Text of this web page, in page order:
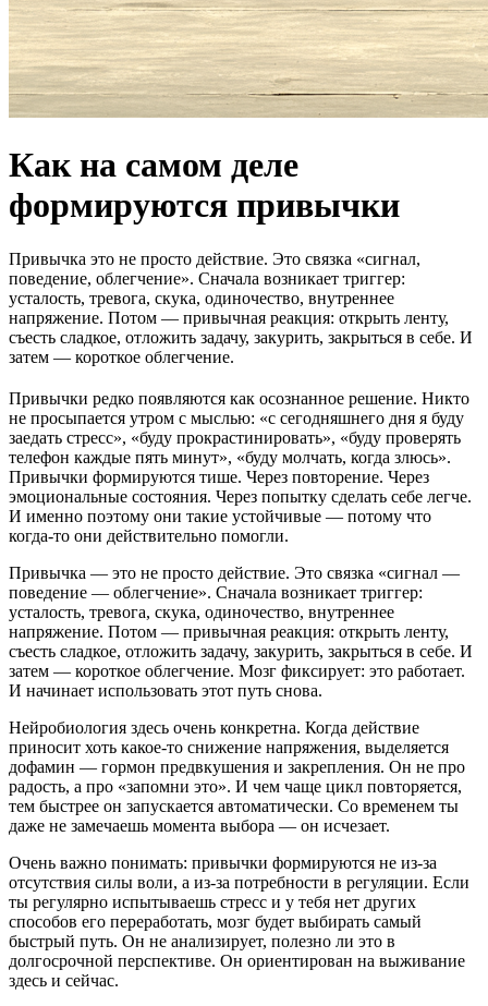
Как на самом деле
формируются привычки
Привычка это не просто действие. Это связка «сигнал,
поведение, облегчение». Сначала возникает триггер:
усталость, тревога, скука, одиночество, внутреннее
напряжение. Потом — привычная реакция: открыть ленту,
съесть сладкое, отложить задачу, закурить, закрыться в себе. И
затем — короткое облегчение.
Привычки редко появляются как осознанное решение. Никто
не просыпается утром с мыслью: «с сегодняшнего дня я буду
заедать стресс», «буду прокрастинировать», «буду проверять
телефон каждые пять минут», «буду молчать, когда злюсь».
Привычки формируются тише. Через повторение. Через
эмоциональные состояния. Через попытку сделать себе легче.
И именно поэтому они такие устойчивые — потому что
когда-то они действительно помогли.
Привычка — это не просто действие. Это связка «сигнал —
поведение — облегчение». Сначала возникает триггер:
усталость, тревога, скука, одиночество, внутреннее
напряжение. Потом — привычная реакция: открыть ленту,
съесть сладкое, отложить задачу, закурить, закрыться в себе. И
затем — короткое облегчение. Мозг фиксирует: это работает.
И начинает использовать этот путь снова.
Нейробиология здесь очень конкретна. Когда действие
приносит хоть какое-то снижение напряжения, выделяется
дофамин — гормон предвкушения и закрепления. Он не про
радость, а про «запомни это». И чем чаще цикл повторяется,
тем быстрее он запускается автоматически. Со временем ты
даже не замечаешь момента выбора — он исчезает.
Очень важно понимать: привычки формируются не из-за
отсутствия силы воли, а из-за потребности в регуляции. Если
ты регулярно испытываешь стресс и у тебя нет других
способов его переработать, мозг будет выбирать самый
быстрый путь. Он не анализирует, полезно ли это в
долгосрочной перспективе. Он ориентирован на выживание
здесь и сейчас.